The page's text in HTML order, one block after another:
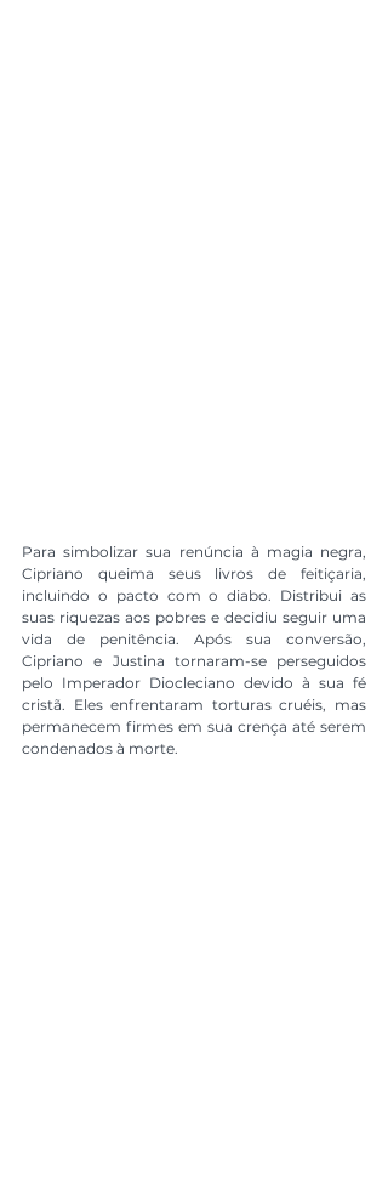
Para simbolizar sua renúncia à magia negra,
Cipriano queima seus livros de feitiçaria,
incluindo o pacto com o diabo. Distribui as
suas riquezas aos pobres e decidiu seguir uma
vida de penitência. Após sua conversão,
Cipriano e Justina tornaram-se perseguidos
pelo Imperador Diocleciano devido à sua fé
cristã. Eles enfrentaram torturas cruéis, mas
permanecem firmes em sua crença até serem
condenados à morte.